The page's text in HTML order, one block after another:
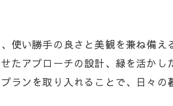
で賢くコストダウンするアイデア
添う外構工事プランの作り方を解説
に合わせた外構工事プランのコツ
で暮らしやすさを実現する方法
い勝手の良さと美観を兼ね備え
たアプローチの設計、緑を活か
ンを取り入れることで、日々の